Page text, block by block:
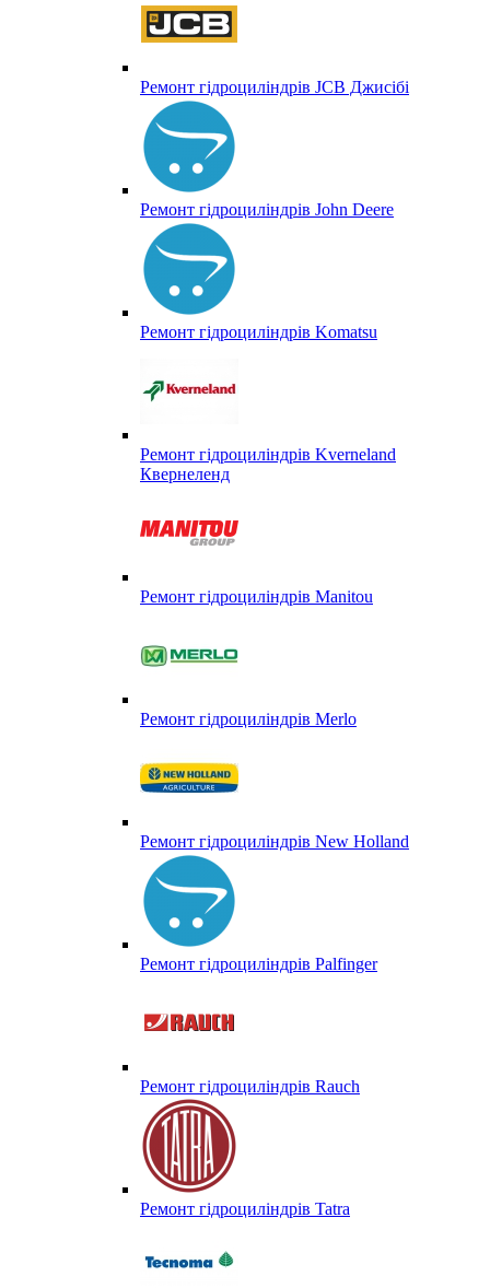
Ремонт гідроциліндрів JCB Джисібі
Ремонт гідроциліндрів John Deere
Ремонт гідроциліндрів Komatsu
Ремонт гідроциліндрів Kverneland
Квернеленд
Ремонт гідроциліндрів Manitou
Ремонт гідроциліндрів Merlo
Ремонт гідроциліндрів New Holland
Ремонт гідроциліндрів Palfinger
Ремонт гідроциліндрів Rauch
Ремонт гідроциліндрів Tatra